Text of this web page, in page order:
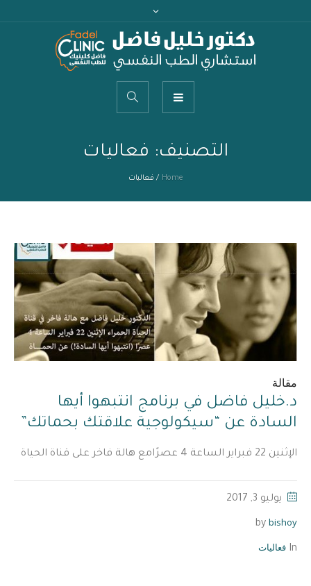
التصنيف: فعاليات
Home
/ فعاليات
مقالة
د.خليل فاضل في برنامج انتبهوا أيها
السادة عن “سيكولوجية علاقتك بحماتك”
الإثنين 22 فبراير الساعة 4 عصرًامع هالة فاخر على قناة الحياة
يوليو 3, 2017
by bishoy
In فعاليات